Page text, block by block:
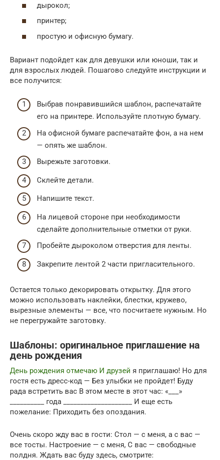
дырокол;
принтер;
простую и офисную бумагу.
Вариант подойдет как для девушки или юноши, так и
для взрослых людей. Пошагово следуйте инструкции и
все получится:
Выбрав понравившийся шаблон, распечатайте
его на принтере. Используйте плотную бумагу.
На офисной бумаге распечатайте фон, а на нем
— опять же шаблон.
Вырежьте заготовки.
Склейте детали.
Напишите текст.
На лицевой стороне при необходимости
сделайте дополнительные отметки от руки.
Пробейте дыроколом отверстия для ленты.
Закрепите лентой 2 части пригласительного.
Остается только декорировать открытку. Для этого
можно использовать наклейки, блестки, кружево,
вырезные элементы — все, что посчитаете нужным. Но
не перегружайте заготовку.
Шаблоны: оригинальное приглашение на
день рождения
День рождения отмечаю И друзей я приглашаю! Но для
гостя есть дресс-код — Без улыбки не пройдет! Буду
рада встретить вас В этом месте в этот час: «___»
__________ года ____________________ И еще есть
пожелание: Приходить без опоздания.
Очень скоро жду вас в гости: Стол — с меня, а с вас —
все тосты. Настроение — с меня, С вас — свободные
полдня. Ждать вас буду здесь, смотрите: